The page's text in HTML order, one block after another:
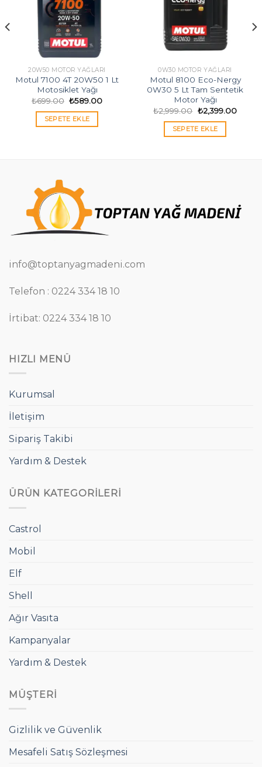
20W50 MOTOR YAĞLARI
Motul 7100 4T 20W50 1 Lt
Motosiklet Yağı
₺699.00 Orijinal
₺699.00.
₺589.00Şu
SEPETE EKLE
0W30 MOTOR YAĞLARI
Motul 8100 Eco-Nergy
0W30 5 Lt Tam Sentetik
Motor Yağı
₺2,999.00 Orijinal
fiyat:
₺2,999.00.
₺2,399.00Şu
SEPETE EKLE
info@toptanyagmadeni.com
Telefon : 0224 334 18 10
İrtibat: 0224 334 18 10
HIZLI MENÜ
Kurumsal
İletişim
Sipariş Takibi
Yardım & Destek
ÜRÜN KATEGORILERI
Castrol
Mobil
Elf
Shell
Ağır Vasıta
Kampanyalar
Yardım & Destek
MÜŞTERI
Gizlilik ve Güvenlik
Mesafeli Satış Sözleşmesi